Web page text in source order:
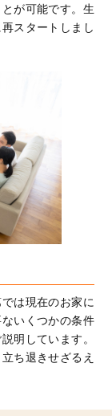
が可能です。生
スタートしまし
は現在のお家に
いくつかの条件
明しています。
ち退きせざるえ